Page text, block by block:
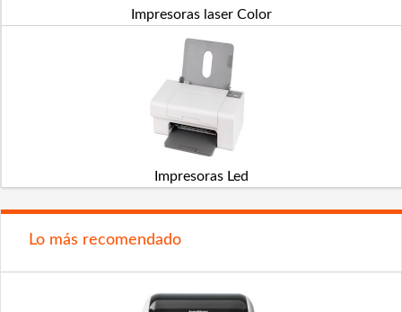
Impresoras laser Color
Impresoras Led
Lo más recomendado